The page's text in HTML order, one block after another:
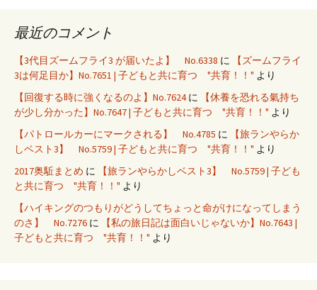
最近のコメント
【3代目ズームフライ3 が届いたよ】 No.6338 に
【ズームフライ
3は何足目か】No.7651 | 子どもと共に育つ "共育！！" より
【回復する時に強くなるのよ】No.7624に
【休養を恐れる氣持ち
が少し分かった】No.7647 | 子どもと共に育つ "共育！！" より
【パトロールカーにマークされる】 No.4785 に
【旅ランやらか
しベスト3】 No.5759 | 子どもと共に育つ "共育！！" より
2017奥駈まとめ に
【旅ランやらかしベスト3】 No.5759 | 子ども
と共に育つ "共育！！" より
【ハイキングのつもりがどうしてちょっと命がけになってしまう
のさ】 No.7276 に
【私の旅日記は面白いじゃないか】No.7643 |
子どもと共に育つ "共育！！" より